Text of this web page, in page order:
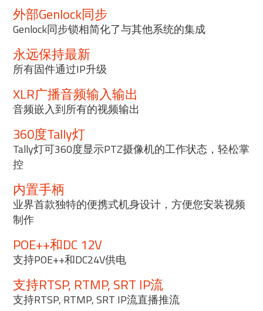
外部Genlock同步
Genlock同步锁相简化了与其他系统的集成
永远保持最新
所有固件通过IP升级
XLR广播音频输入输出
音频嵌入到所有的视频输出
360度Tally灯
Tally灯可360度显示PTZ摄像机的工作状态，轻松掌
控
内置手柄
业界首款独特的便携式机身设计，方便您安装视频
制作
POE++和DC 12V
支持POE++和DC24V供电
支持RTSP, RTMP, SRT IP流
支持RTSP, RTMP, SRT IP流直播推流